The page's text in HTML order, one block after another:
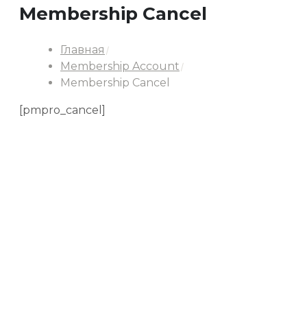
Membership Cancel
Главная
Membership Account
Membership Cancel
[pmpro_cancel]